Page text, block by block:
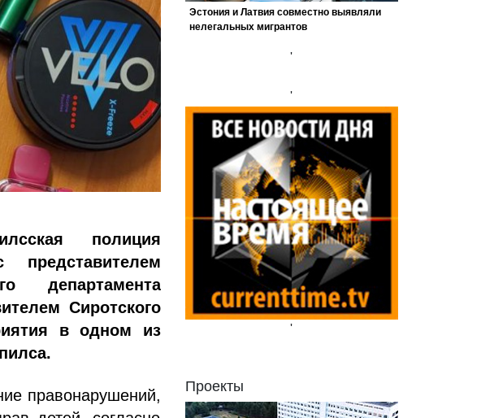
полиция
департамента
Сиротского
в одном из
правонарушений,
'
'
'
Проекты